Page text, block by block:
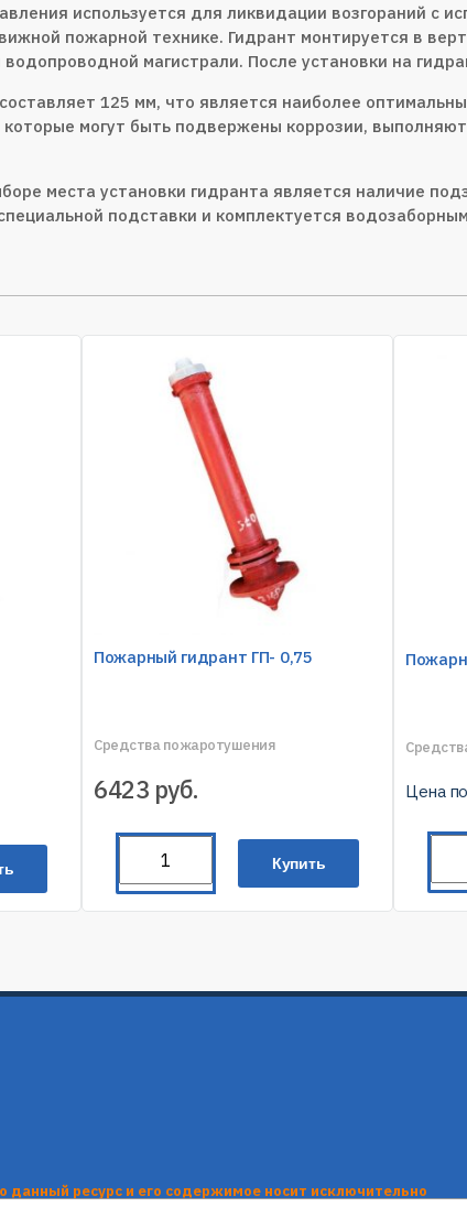
используется для ликвидации возгораний с
пожарной технике. Гидрант монтируется в
магистрали. После установки на
125 мм, что является наиболее
которые могут быть подвержены коррозии,
места установки гидранта является наличие
подставки и комплектуется
Пожарный гидрант ГП- 0,75
Средства пожаротушения
6423 руб.
Купить
Цена
ресурс и его содержимое носит исключительно
условиях информационные материалы, каталоги